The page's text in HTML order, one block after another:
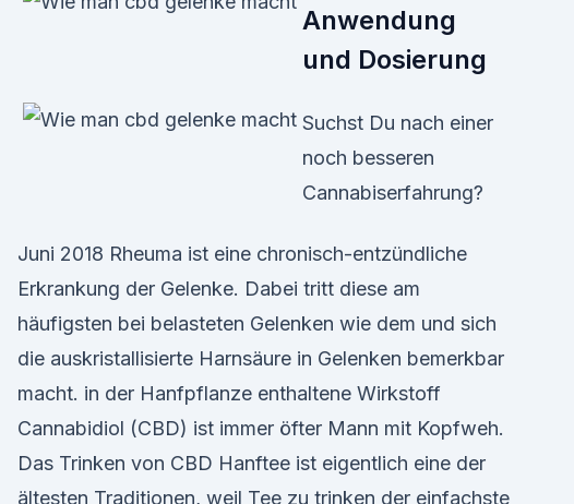
Anwendung
und Dosierung
Suchst Du nach einer
noch besseren
Cannabiserfahrung?
Juni 2018 Rheuma ist eine chronisch-entzündliche
Erkrankung der Gelenke. Dabei tritt diese am
häufigsten bei belasteten Gelenken wie dem und sich
die auskristallisierte Harnsäure in Gelenken bemerkbar
macht. in der Hanfpflanze enthaltene Wirkstoff
Cannabidiol (CBD) ist immer öfter Mann mit Kopfweh.
Das Trinken von CBD Hanftee ist eigentlich eine der
ältesten Traditionen, weil Tee zu trinken der einfachste